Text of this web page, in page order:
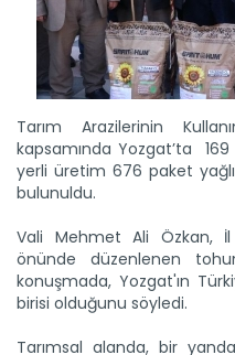
Tarım Arazilerinin
kapsamında Yozgat’ta
yerli üretim 676 paket
bulunuldu.
Vali Mehmet Ali Özkan,
önünde düzenlenen
konuşmada, Yozgat'ın
birisi olduğunu söyledi.
Tarımsal alanda, bir
Meralarda susuzluk bitti,
Siirt'te Tarım ve Orman